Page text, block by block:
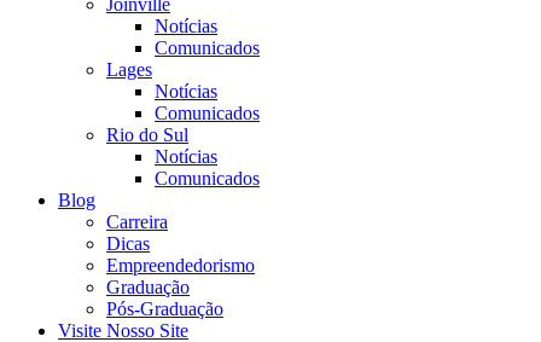
Joinville
Notícias
Comunicados
Lages
Notícias
Comunicados
Rio do Sul
Notícias
Comunicados
Blog
Carreira
Dicas
Empreendedorismo
Graduação
Pós-Graduação
Visite Nosso Site